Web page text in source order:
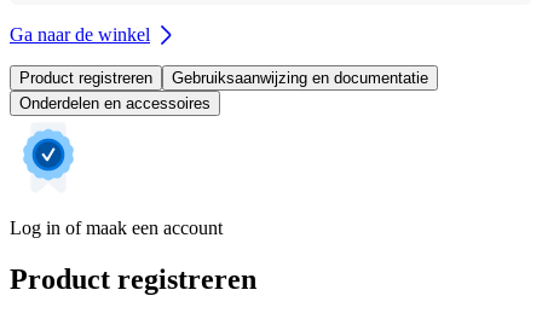
Ga naar de winkel
Product registreren
Gebruiksaanwijzing en documentatie
Onderdelen en accessoires
Log in of maak een account
Product registreren